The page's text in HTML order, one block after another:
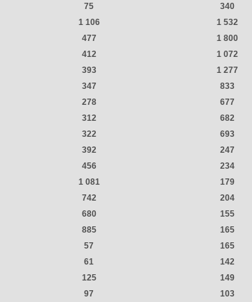
75 340
1 106 1 532
477 1 800
412 1 072
393 1 277
347 833
278 677
312 682
322 693
392 247
456 234
1 081 179
742 204
680 155
885 165
57 165
61 142
125 149
97 103